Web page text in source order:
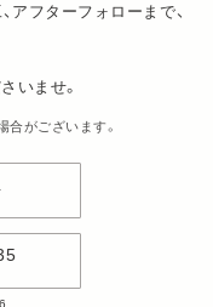
アフターフォローまで、
いませ。
がございます。